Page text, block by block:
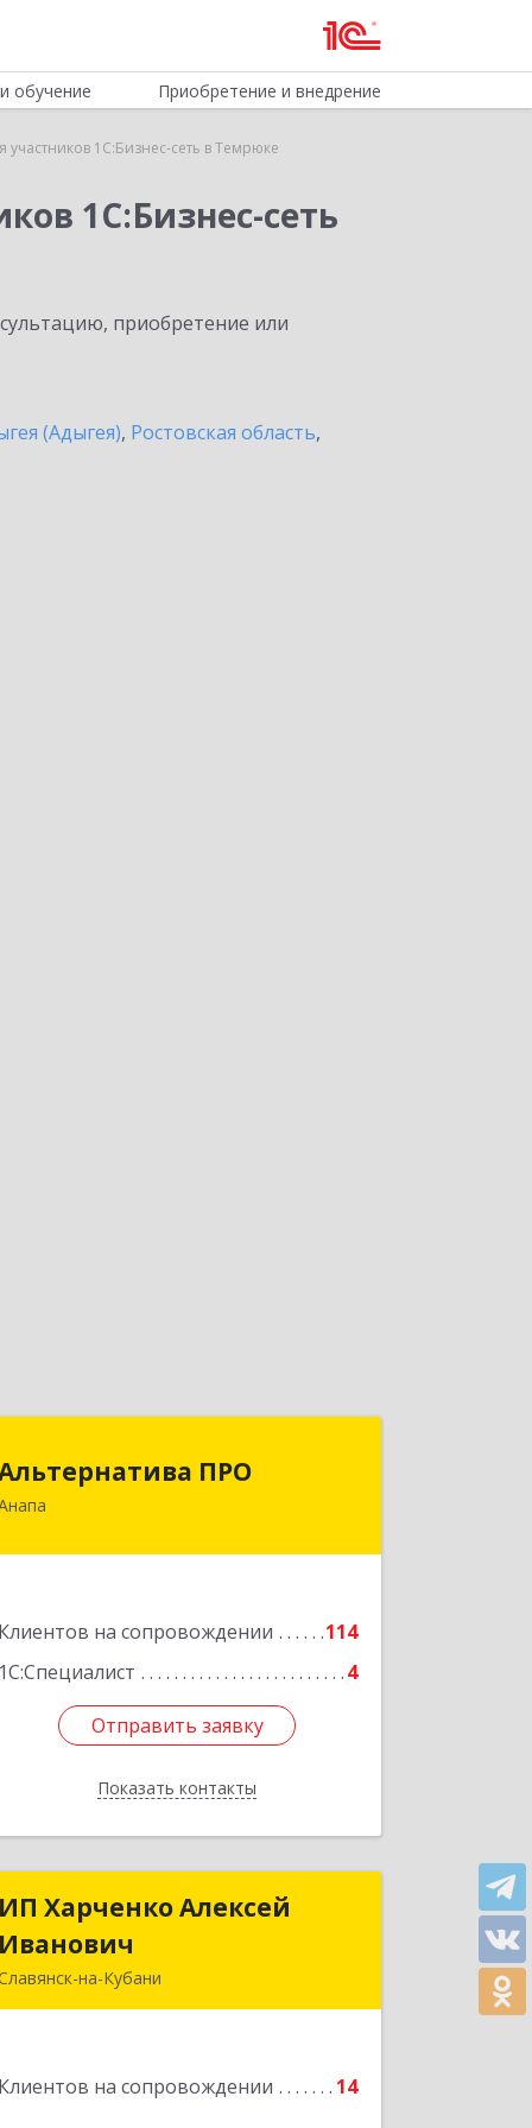
обучение Приобретение и внедрение
1С:Бизнес-сеть в Темрюке
1С:Бизнес-сеть
приобретение или
(Адыгея), Ростовская область,
ПРО
Клиентов на сопровождении
114
1С:Специалист
4
Отправить заявку
Показать контакты
Подробнее
Отправить заявку
Назад
ИП Харченко Алексей
Иванович
на-Кубани
Клиентов на сопровождении 14
ИП Харченко Алексей
Подробнее